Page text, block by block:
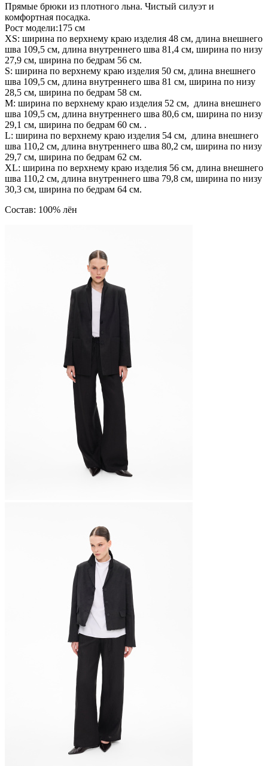
Прямые брюки из плотного льна. Чистый силуэт и
комфортная посадка.
Рост модели:175 см
XS: ширина по верхнему краю изделия 48 см, длина внешнего
шва 109,5 см, длина внутреннего шва 81,4 см, ширина по низу
27,9 см, ширина по бедрам 56 см.
S: ширина по верхнему краю изделия 50 см, длина внешнего
шва 109,5 см, длина внутреннего шва 81 см, ширина по низу
28,5 см, ширина по бедрам 58 см.
М: ширина по верхнему краю изделия 52 см, длина внешнего
шва 109,5 см, длина внутреннего шва 80,6 см, ширина по низу
29,1 см, ширина по бедрам 60 см. .
L: ширина по верхнему краю изделия 54 см, длина внешнего
шва 110,2 см, длина внутреннего шва 80,2 см, ширина по низу
29,7 см, ширина по бедрам 62 см.
XL: ширина по верхнему краю изделия 56 см, длина внешнего
шва 110,2 см, длина внутреннего шва 79,8 см, ширина по низу
30,3 см, ширина по бедрам 64 см.
Состав: 100% лён